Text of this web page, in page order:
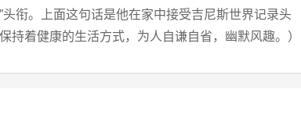
衔。上面这句话是他在家中接受吉尼斯世界记录头
持着健康的生活方式，为人自谦自省，幽默风趣。）